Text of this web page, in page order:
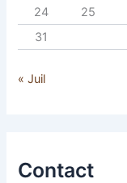
24
25
31
« Juil
Contact